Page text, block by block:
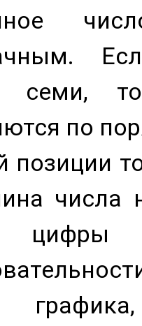
семи,
по
позиции
числа
цифры